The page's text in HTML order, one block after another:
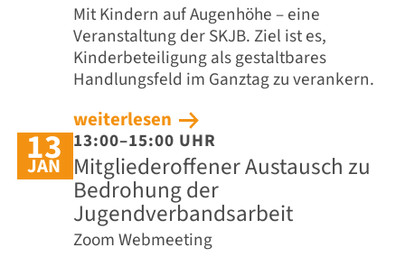
Mit Kindern auf Augenhöhe – eine
Veranstaltung der SKJB.Ziel ist es,
Kinderbeteiligung als gestaltbares
Handlungsfeld im Ganztag zu verankern.
weiterlesen
13
JAN
13:00–15:00 UHR
Mitgliederoffener Austausch zu
Bedrohung der
Jugendverbandsarbeit
Zoom Webmeeting